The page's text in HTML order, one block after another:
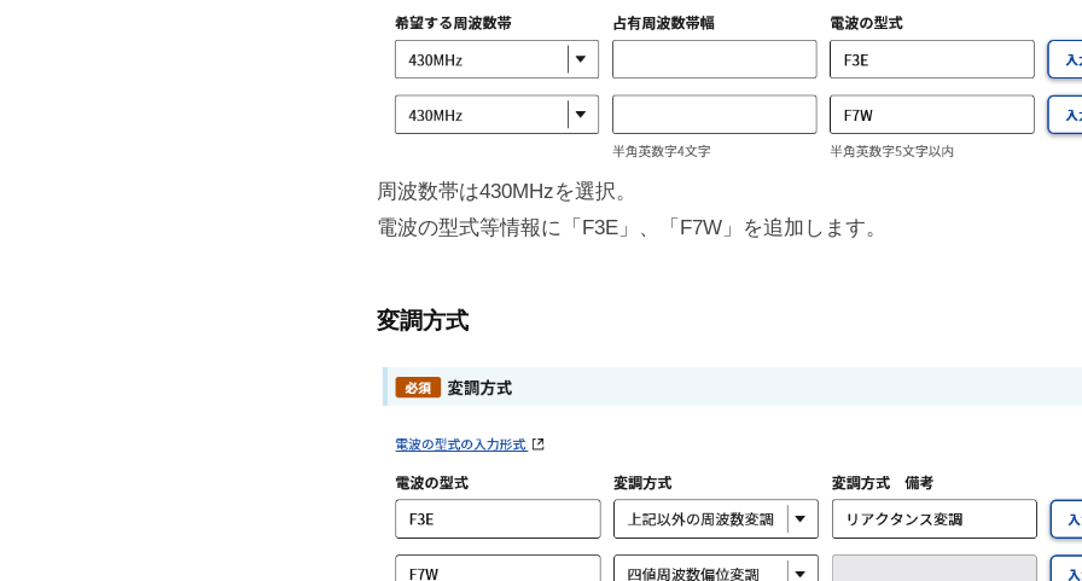
周波数帯は430MHzを選択。
電波の型式等情報に「F3E」、「F7W」を追加します。
変調方式